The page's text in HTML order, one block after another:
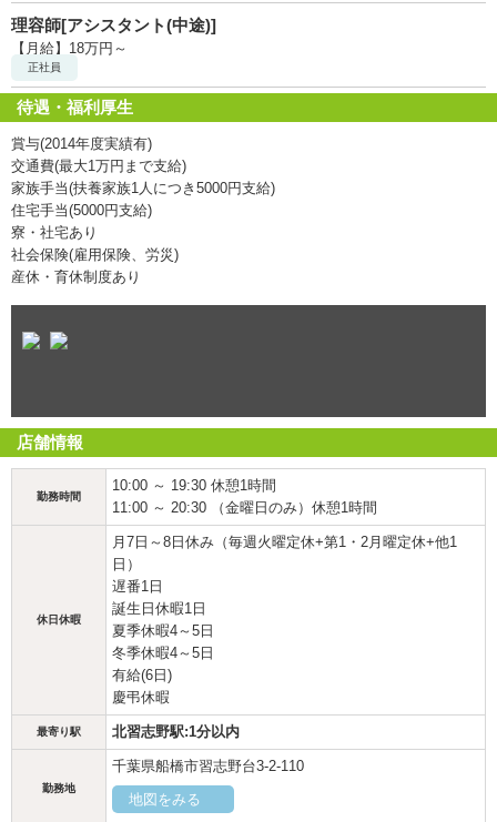
理容師[アシスタント(中途)]
【月給】18万円～
正社員
待遇・福利厚生
賞与(2014年度実績有)
交通費(最大1万円まで支給)
家族手当(扶養家族1人につき5000円支給)
住宅手当(5000円支給)
寮・社宅あり
社会保険(雇用保険、労災)
産休・育休制度あり
店舗情報
勤務時間
10:00 ～ 19:30 休憩1時間
11:00 ～ 20:30 （金曜日のみ）休憩1時間
休日休暇
月7日～8日休み（毎週火曜定休+第1・2月曜定休+他1
日）
遅番1日
誕生日休暇1日
夏季休暇4～5日
冬季休暇4～5日
有給(6日)
慶弔休暇
最寄り駅 北習志野駅:1分以内
勤務地
千葉県船橋市習志野台3-2-110
地図をみる